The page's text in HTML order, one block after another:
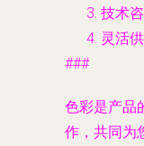
技术
灵活
###
色彩是产品
作，共同为